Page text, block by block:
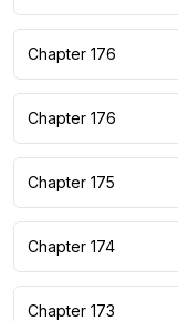
Chapter 176
Chapter 176
Chapter 175
Chapter 174
Chapter 173